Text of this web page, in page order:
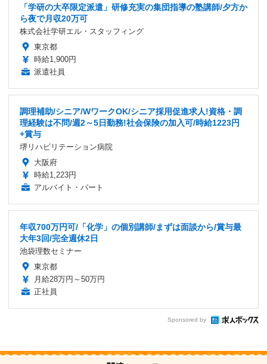
「学研の大卒限定派遣」研修充実の集団指導の塾講師/夕方か
ら夜で月収20万可
株式会社学研エル・スタッフィング
東京都
時給1,900円
派遣社員
調理補助/シニア/WワークOK/シニア採用促進求人!資格・調
理経験は不問/週2～5日勤務!社会保険の加入可/時給1223円
+賞与
堺リハビリテーション病院
大阪府
時給1,223円
アルバイト・パート
年収700万円可/「化学」の個別講師/まずは面談から/賞与最
大年3回/完全週休2日
池袋理数セミナー
東京都
月給28万円～50万円
正社員
Sponsored by